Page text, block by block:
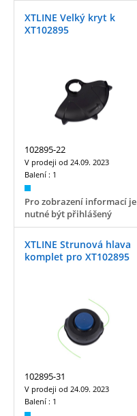
XTLINE Velký kryt k
XT102895
102895-22
V prodeji od 24.09. 2023
Balení : 1
Pro zobrazení informací je
nutné být přihlášený
XTLINE Strunová hlava
komplet pro XT102895
102895-31
V prodeji od 24.09. 2023
Balení : 1